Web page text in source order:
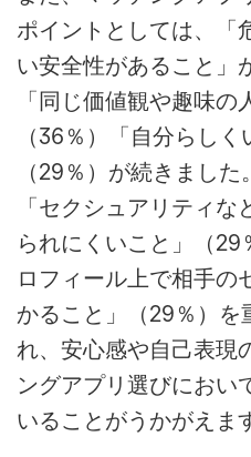
ポイントとしては、「
い安全性があること」
「同じ価値観や趣味の
（36％）「自分らしく
（29％）が続きました
「セクシュアリティ
られにくいこと」（
ロフィール上で相手の
かること」（29％）を
れ、安心感や自己表現
ングアプリ選びにおい
いることがうかがえま